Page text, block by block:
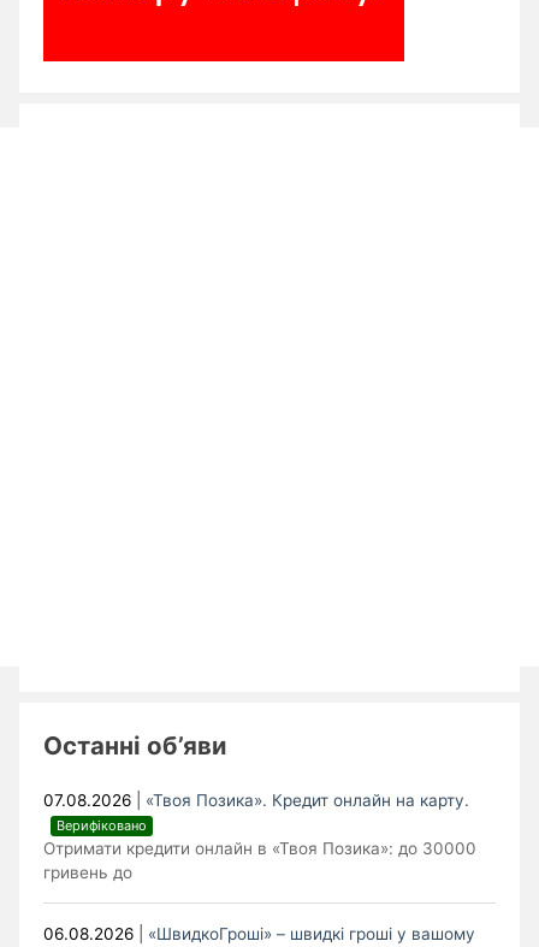
Останні об’яви
07.08.2026 «Твоя Позика». Кредит онлайн на карту.
Верифіковано
Отримати кредити онлайн в «Твоя Позика»: до 30000
гривень до
06.08.2026
«ШвидкоГроші» – швидкі гроші у вашому